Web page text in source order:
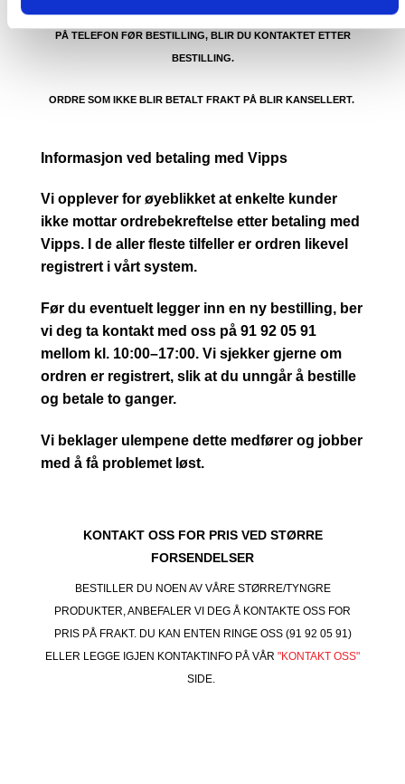
KUNDE. CA. 1500- 4499 KR. OM DU IKKE TAR KONTAKT MED OSS
PÅ TELEFON FØR BESTILLING, BLIR DU KONTAKTET ETTER
BESTILLING.
ORDRE SOM IKKE BLIR BETALT FRAKT PÅ BLIR KANSELLERT.
Informasjon ved betaling med Vipps
Vi opplever for øyeblikket at enkelte kunder
ikke mottar ordrebekreftelse etter betaling med
Vipps. I de aller fleste tilfeller er ordren likevel
registrert i vårt system.
Før du eventuelt legger inn en ny bestilling, ber
vi deg ta kontakt med oss på 91 92 05 91
mellom kl. 10:00–17:00. Vi sjekker gjerne om
ordren er registrert, slik at du unngår å bestille
og betale to ganger.
Vi beklager ulempene dette medfører og jobber
med å få problemet løst.
KONTAKT OSS FOR PRIS VED STØRRE
FORSENDELSER
BESTILLER DU NOEN AV VÅRE STØRRE/TYNGRE
PRODUKTER, ANBEFALER VI DEG Å KONTAKTE OSS FOR
PRIS PÅ FRAKT. DU KAN ENTEN RINGE OSS (91 92 05 91)
ELLER LEGGE IGJEN KONTAKTINFO PÅ VÅR "KONTAKT OSS"
SIDE.